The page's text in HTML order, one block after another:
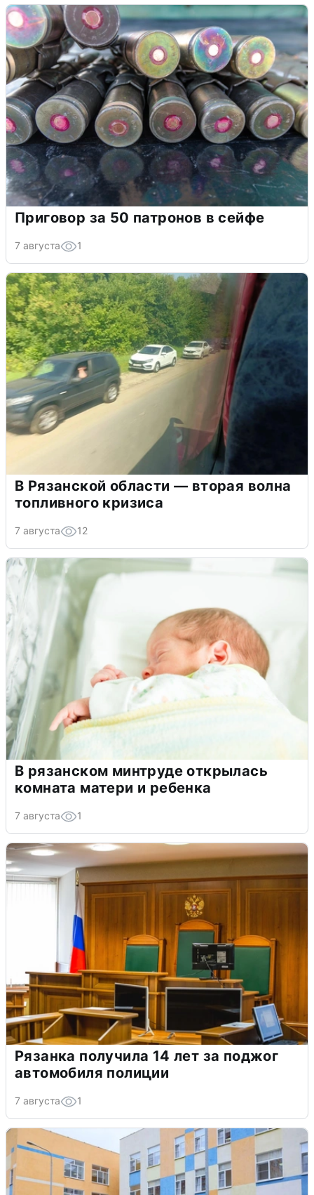
Приговор за 50 патронов в сейфе
7 августа 1
В Рязанской области — вторая волна
топливного кризиса
7 августа 12
В рязанском минтруде открылась
комната матери и ребенка
7 августа 1
Рязанка получила 14 лет за поджог
автомобиля полиции
7 августа 1